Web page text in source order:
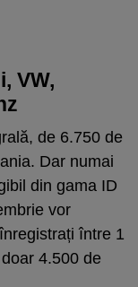
VW,
de 6.750 de
Dar numai
din gama ID
vor
între 1
4.500 de